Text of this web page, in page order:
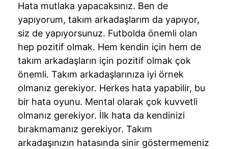
Hata mutlaka yapacaksınız. Ben de
yapıyorum, takım arkadaşlarım da yapıyor,
siz de yapıyorsunuz. Futbolda önemli olan
hep pozitif olmak. Hem kendin için hem de
takım arkadaşların için pozitif olmak çok
önemli. Takım arkadaşlarınıza iyi örnek
olmanız gerekiyor. Herkes hata yapabilir, bu
bir hata oyunu. Mental olarak çok kuvvetli
olmanız gerekiyor. İlk hata da kendinizi
bırakmamanız gerekiyor. Takım
arkadaşınızın hatasında sinir göstermemeniz